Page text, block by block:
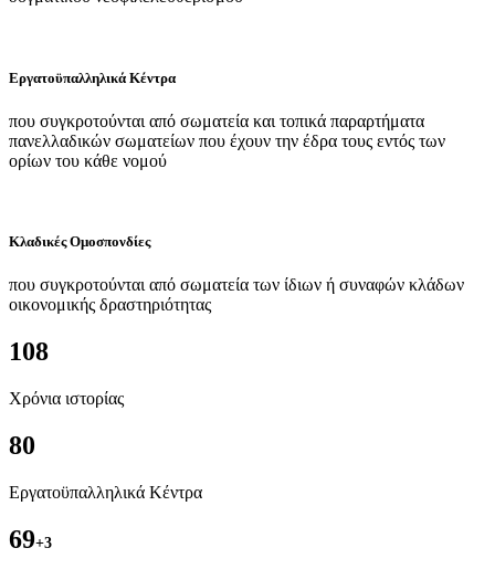
Εργατοϋπαλληλικά Κέντρα
που συγκροτούνται από σωματεία και τοπικά παραρτήματα
πανελλαδικών σωματείων που έχουν την έδρα τους εντός των
ορίων του κάθε νομού
Κλαδικές Ομοσπονδίες
που συγκροτούνται από σωματεία των ίδιων ή συναφών κλάδων
οικονομικής δραστηριότητας
108
Χρόνια ιστορίας
80
Εργατοϋπαλληλικά Κέντρα
69+3